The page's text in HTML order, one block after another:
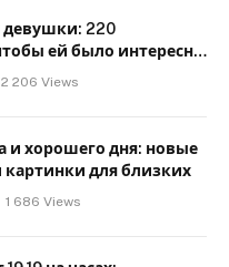
девушки: 220
ей было интересно
2 206 Views
и хорошего дня: новые
картинки для близких
1 686 Views